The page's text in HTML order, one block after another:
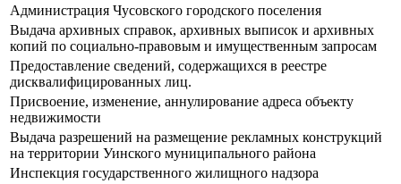
Администрация Чусовского городского поселения
Выдача архивных справок, архивных выписок и архивных
копий по социально-правовым и имущественным запросам
Предоставление сведений, содержащихся в реестре
дисквалифицированных лиц.
Присвоение, изменение, аннулирование адреса объекту
недвижимости
Выдача разрешений на размещение рекламных конструкций
на территории Уинского муниципального района
Инспекция государственного жилищного надзора